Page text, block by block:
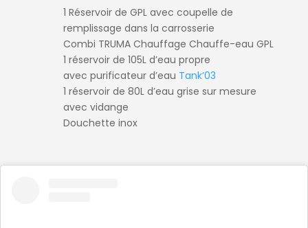
1 Réservoir de GPL avec coupelle de
remplissage dans la carrosserie
Combi TRUMA Chauffage Chauffe-eau GPL
1 réservoir de 105L d’eau propre
avec purificateur d’eau Tank’03
1 réservoir de 80L d’eau grise sur mesure
avec vidange
Douchette inox